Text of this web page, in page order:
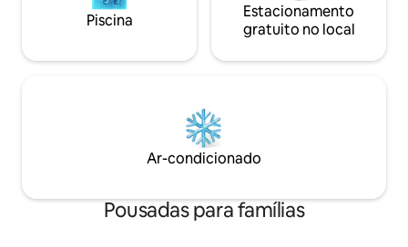
Piscina
Estacionamento
gratuito no local
Ar-condicionado
Pousadas para famílias